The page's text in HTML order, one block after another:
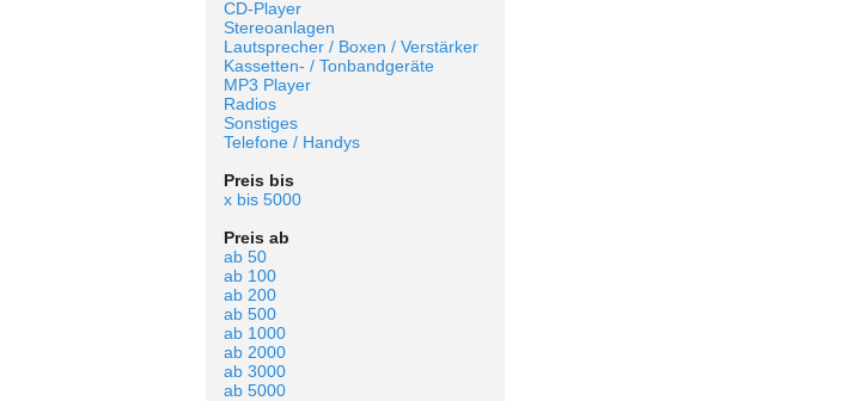
CD-Player
Stereoanlagen
Lautsprecher / Boxen / Verstärker
Kassetten- / Tonbandgeräte
MP3 Player
Radios
Sonstiges
Telefone / Handys
Preis bis
x bis 5000
Preis ab
ab 50
ab 100
ab 200
ab 500
ab 1000
ab 2000
ab 3000
ab 5000